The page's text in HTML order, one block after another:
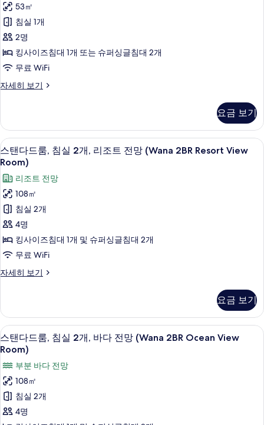
기
Access
Room
사
진
모
두
53㎡
침실 1개
2명
킹사이즈침대 1개 또는 슈퍼싱글침대 2개
무료 WiFi
자세히 보기
Wana
자
세
히
보
요금 보기
스
탠
다
드
룸,
침
실
2
리
트
전
망
(Wana
2BR
Resort
View
Room)
스탠다드룸, 침실 2개, 리조트 전망
10
스탠다드룸, 침실 2개, 리조트 전망 (Wana 2BR Resort View
Room)
리조트 전망
108㎡
침실 2개
4명
킹사이즈침대 1개 및 슈퍼싱글침대 2개
무료 WiFi
자세히 보기
스
룸,
침
실
2
리
조
트
전
망
요금 보기
스
탠
다
드
룸,
침
스탠다드룸, 침실 2개, 바다 전망
10
스탠다드룸, 침실 2개, 바다 전망 (Wana 2BR Ocean View
Room)
부분 바다 전망
108㎡
침실 2개
4명